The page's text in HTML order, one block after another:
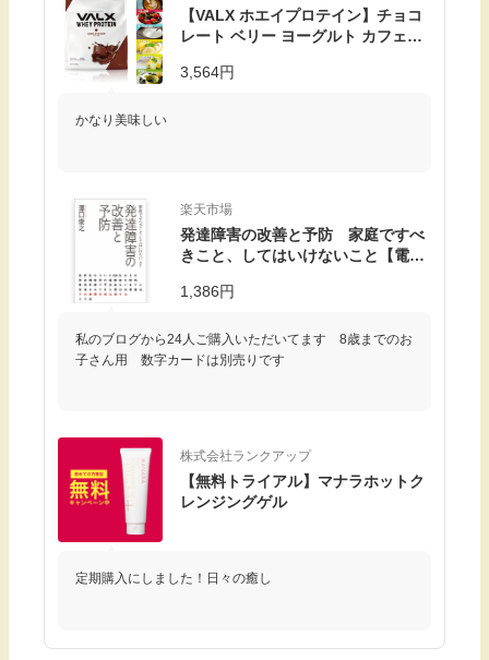
【VALX ホエイプロテイン】チョコ
レート ベリー ヨーグルト カフェオ
国内生産 WPC 山本義徳 ホエイ プロ
3,564円
かなり美味しい
楽天市場
発達障害の改善と予防 家庭ですべ
きこと、してはいけないこと【電子
1,386円
私のブログから24人ご購入いただいてます 8歳までのお
子さん用 数字カードは別売りです
株式会社ランクアップ
【無料トライアル】マナラホットク
レンジングゲル
定期購入にしました！日々の癒し